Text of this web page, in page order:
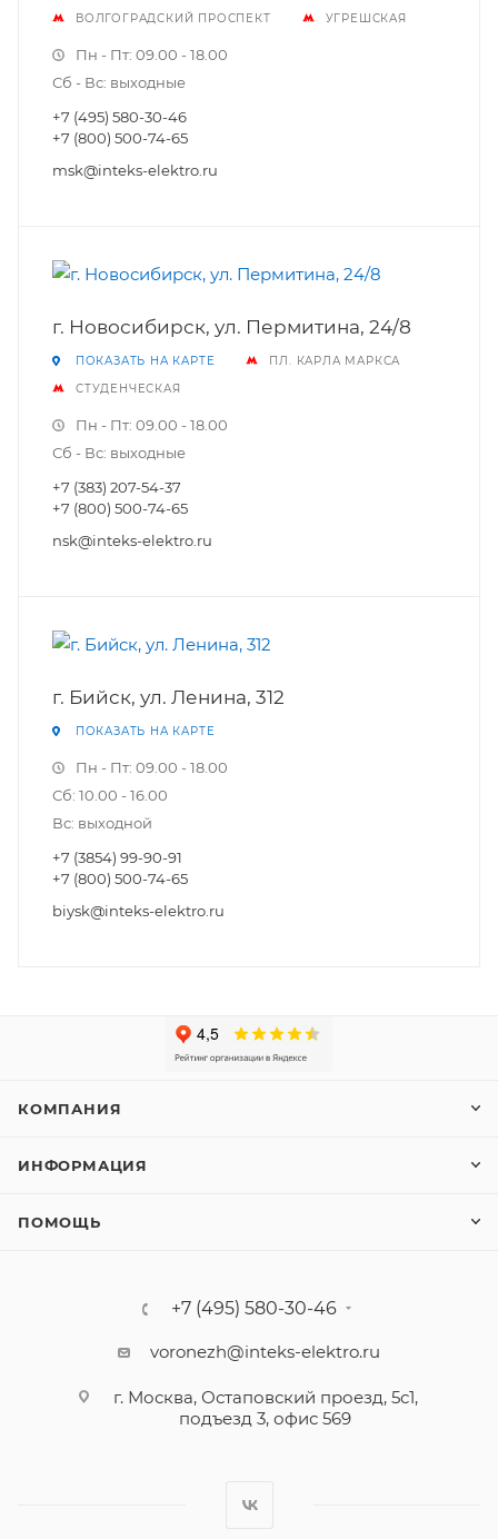
ВОЛГОГРАДСКИЙ ПРОСПЕКТ
УГРЕШСКАЯ
Пн - Пт: 09.00 - 18.00
Сб - Вс: выходные
+7 (495) 580-30-46
+7 (800) 500-74-65
msk@inteks-elektro.ru
г. Новосибирск, ул. Пермитина, 24/8
ПОКАЗАТЬ НА КАРТЕ
ПЛ. КАРЛА МАРКСА
СТУДЕНЧЕСКАЯ
Пн - Пт: 09.00 - 18.00
Сб - Вс: выходные
+7 (383) 207-54-37
+7 (800) 500-74-65
nsk@inteks-elektro.ru
г. Бийск, ул. Ленина, 312
ПОКАЗАТЬ НА КАРТЕ
Пн - Пт: 09.00 - 18.00
Сб: 10.00 - 16.00
Вс: выходной
+7 (3854) 99-90-91
+7 (800) 500-74-65
biysk@inteks-elektro.ru
КОМПАНИЯ
ИНФОРМАЦИЯ
ПОМОЩЬ
+7 (495) 580-30-46
voronezh@inteks-elektro.ru
г. Москва, Остаповский проезд, 5с1,
подъезд 3, офис 569